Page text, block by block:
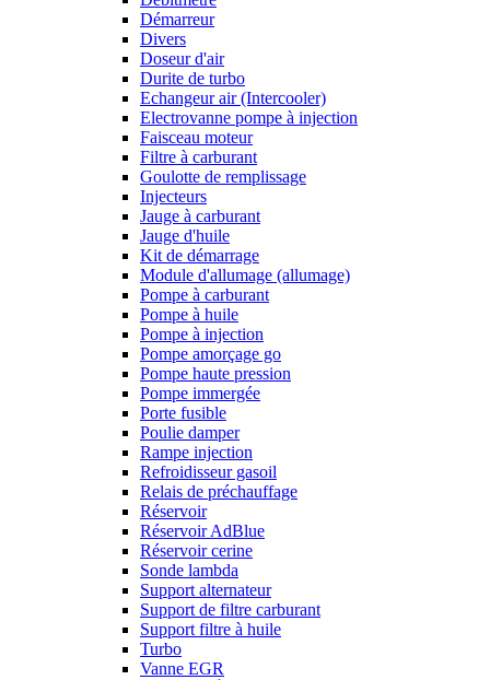
Démarreur
Divers
Doseur d'air
Durite de turbo
Echangeur air (Intercooler)
Electrovanne pompe à injection
Faisceau moteur
Filtre à carburant
Goulotte de remplissage
Injecteurs
Jauge à carburant
Jauge d'huile
Kit de démarrage
Module d'allumage (allumage)
Pompe à carburant
Pompe à huile
Pompe à injection
Pompe amorçage go
Pompe haute pression
Pompe immergée
Porte fusible
Poulie damper
Rampe injection
Refroidisseur gasoil
Relais de préchauffage
Réservoir
Réservoir AdBlue
Réservoir cerine
Sonde lambda
Support alternateur
Support de filtre carburant
Support filtre à huile
Turbo
Vanne EGR